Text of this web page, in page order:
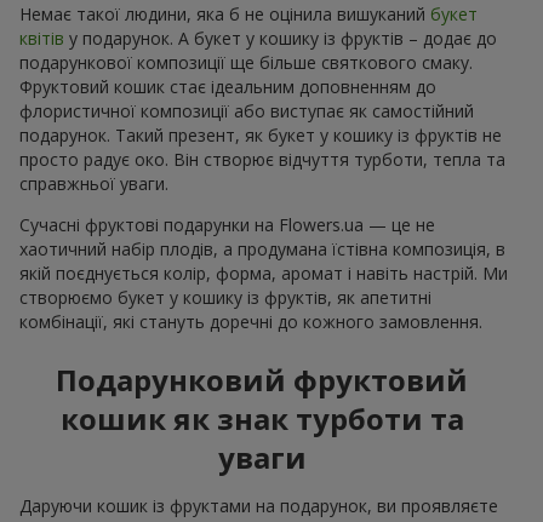
Немає такої людини, яка б не оцінила вишуканий букет
квітів у подарунок. А букет у кошику із фруктів – додає до
подарункової композиції ще більше святкового смаку.
Фруктовий кошик стає ідеальним доповненням до
флористичної композиції або виступає як самостійний
подарунок. Такий презент, як букет у кошику із фруктів не
просто радує око. Він створює відчуття турботи, тепла та
справжньої уваги.
Сучасні фруктові подарунки на Flowers.ua — це не
хаотичний набір плодів, а продумана їстівна композиція, в
якій поєднується колір, форма, аромат і навіть настрій. Ми
створюємо букет у кошику із фруктів, як апетитні
комбінації, які стануть доречні до кожного замовлення.
Подарунковий фруктовий
кошик як знак турботи та
уваги
Даруючи кошик із фруктами на подарунок, ви проявляєте